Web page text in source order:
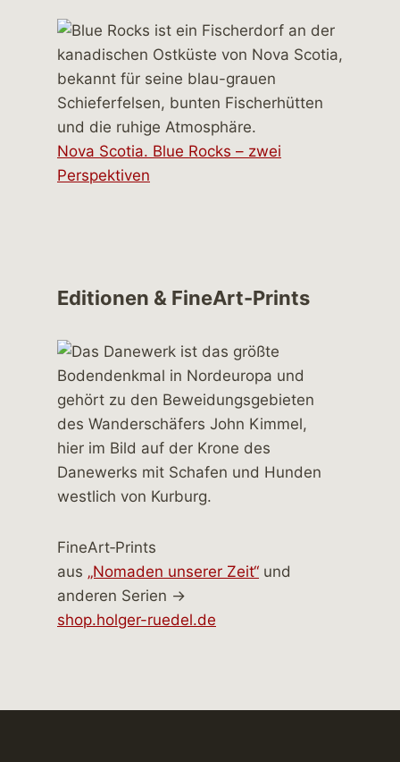
Nova Scotia. Blue Rocks – zwei
Perspektiven
Editionen & FineArt-Prints
FineArt‑Prints
aus „Nomaden unserer Zeit“ und
anderen Serien →
shop.holger-ruedel.de